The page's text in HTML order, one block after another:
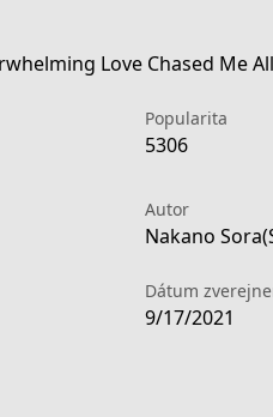
Love Chased Me
Popularita
5306
Autor
Nakano
Dátum
9/17/2021